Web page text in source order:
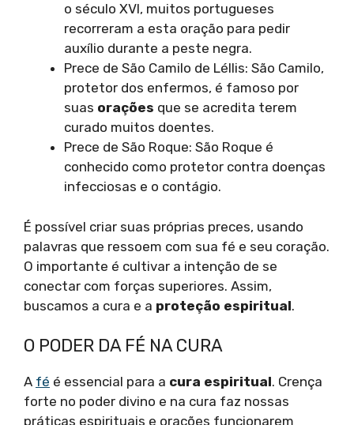
o século XVI, muitos portugueses
recorreram a esta oração para pedir
auxílio durante a peste negra.
Prece de São Camilo de Léllis: São Camilo,
protetor dos enfermos, é famoso por
suas orações que se acredita terem
curado muitos doentes.
Prece de São Roque: São Roque é
conhecido como protetor contra doenças
infecciosas e o contágio.
É possível criar suas próprias preces, usando
palavras que ressoem com sua fé e seu coração.
O importante é cultivar a intenção de se
conectar com forças superiores. Assim,
buscamos a cura e a proteção espiritual.
O PODER DA FÉ NA CURA
A fé é essencial para a cura espiritual. Crença
forte no poder divino e na cura faz nossas
práticas espirituais e orações funcionarem